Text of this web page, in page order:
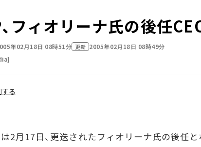
フィオリーナ氏の後任
年02月18日 08時51分 更新 2005年02月18日 08時49分
る
2月17日、更迭されたフィオリーナ氏の後任